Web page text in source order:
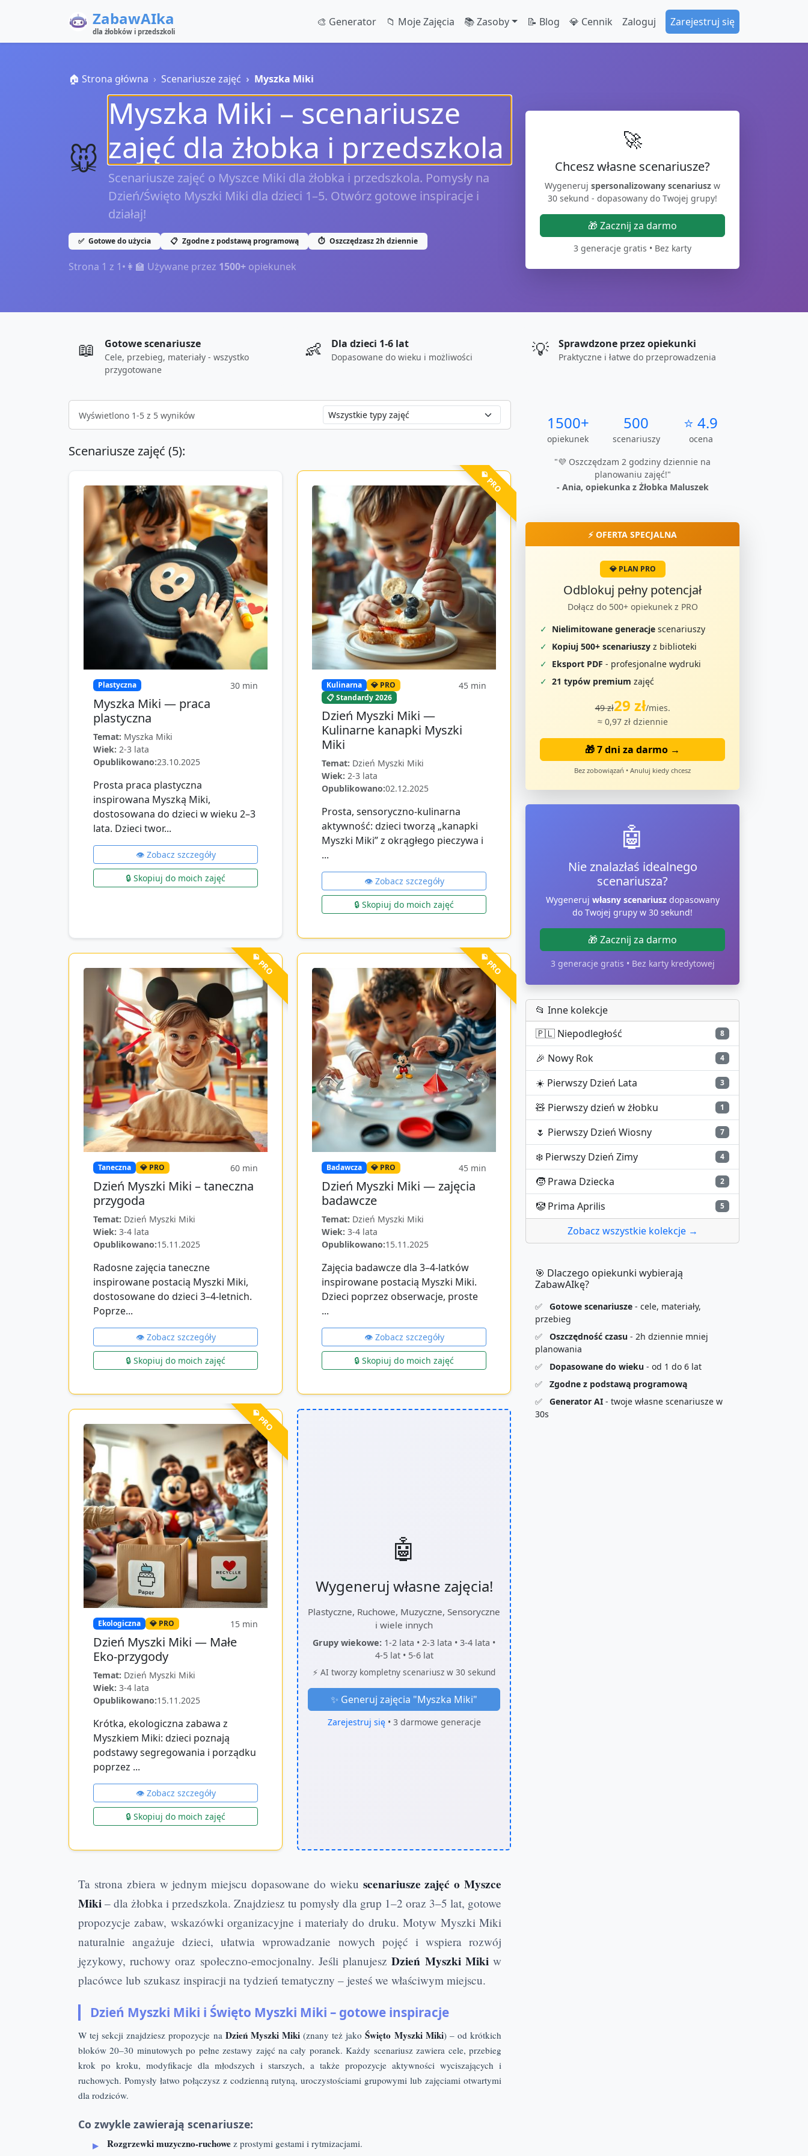
ZabawAIka
dla żłobków i przedszkoli
🎨 Generator 📁 Moje Zajęcia 📚 Zasoby 📝 Blog 💎 Cennik Zaloguj Zarejestruj się
🏠 Strona główna Scenariusze zajęć Myszka Miki
🐭
Myszka Miki – scenariusze
zajęć dla żłobka i przedszkola
Scenariusze zajęć o Myszce Miki dla żłobka i przedszkola. Pomysły na
Dzień/Święto Myszki Miki dla dzieci 1–5. Otwórz gotowe inspiracje i
działaj!
✅ Gotowe do użycia 📋 Zgodne z podstawą programową ⏱️ Oszczędzasz 2h dziennie
Strona 1 z 1• 👩‍🏫 Używane przez 1500+ opiekunek
🚀
Chcesz własne scenariusze?
Wygeneruj spersonalizowany scenariusz w
30 sekund - dopasowany do Twojej grupy!
🎁 Zacznij za darmo
3 generacje gratis • Bez karty
📖 Gotowe scenariusze
Cele, przebieg, materiały - wszystko
przygotowane
👶 Dla dzieci 1-6 lat
Dopasowane do wieku i możliwości 💡 Sprawdzone przez opiekunki
Praktyczne i łatwe do przeprowadzenia
Wyświetlono 1-5 z 5 wyników
Scenariusze zajęć (5):
Plastyczna 30 min
Myszka Miki — praca
plastyczna
Temat: Myszka Miki
Wiek: 2-3 lata
Opublikowano:23.10.2025
Prosta praca plastyczna
inspirowana Myszką Miki,
dostosowana do dzieci w wieku 2–3
lata. Dzieci twor...
👁️ Zobacz szczegóły
🔒 Skopiuj do moich zajęć
💎 PRO
Kulinarna
💎 PRO
📋 Standardy 2026
45 min
Dzień Myszki Miki —
Kulinarne kanapki Myszki
Miki
Temat: Dzień Myszki Miki
Wiek: 2-3 lata
Opublikowano:02.12.2025
Prosta, sensoryczno-kulinarna
aktywność: dzieci tworzą „kanapki
Myszki Miki” z okrągłego pieczywa i
...
👁️ Zobacz szczegóły
🔒 Skopiuj do moich zajęć
💎 PRO
Taneczna 💎 PRO 60 min
Dzień Myszki Miki – taneczna
przygoda
Temat: Dzień Myszki Miki
Wiek: 3-4 lata
Opublikowano:15.11.2025
Radosne zajęcia taneczne
inspirowane postacią Myszki Miki,
dostosowane do dzieci 3–4-letnich.
Poprze...
👁️ Zobacz szczegóły
🔒 Skopiuj do moich zajęć
💎 PRO
Badawcza 💎 PRO 45 min
Dzień Myszki Miki — zajęcia
badawcze
Temat: Dzień Myszki Miki
Wiek: 3-4 lata
Opublikowano:15.11.2025
Zajęcia badawcze dla 3–4-latków
inspirowane postacią Myszki Miki.
Dzieci poprzez obserwacje, proste
...
👁️ Zobacz szczegóły
🔒 Skopiuj do moich zajęć
💎 PRO
Ekologiczna 💎 PRO 15 min
Dzień Myszki Miki — Małe
Eko-przygody
Temat: Dzień Myszki Miki
Wiek: 3-4 lata
Opublikowano:15.11.2025
Krótka, ekologiczna zabawa z
Myszkiem Miki: dzieci poznają
podstawy segregowania i porządku
poprzez ...
👁️ Zobacz szczegóły
🔒 Skopiuj do moich zajęć
🤖
Wygeneruj własne zajęcia!
Plastyczne, Ruchowe, Muzyczne, Sensoryczne
i wiele innych
Grupy wiekowe: 1-2 lata • 2-3 lata • 3-4 lata •
4-5 lat • 5-6 lat
⚡ AI tworzy kompletny scenariusz w 30 sekund
✨ Generuj zajęcia "Myszka Miki"
Zarejestruj się• 3 darmowe generacje
Ta strona zbiera w jednym miejscu dopasowane do wieku scenariusze zajęć o Myszce
Miki – dla żłobka i przedszkola. Znajdziesz tu pomysły dla grup 1–2 oraz 3–5 lat, gotowe
propozycje zabaw, wskazówki organizacyjne i materiały do druku. Motyw Myszki Miki
naturalnie angażuje dzieci, ułatwia wprowadzanie nowych pojęć i wspiera rozwój
językowy, ruchowy oraz społeczno-emocjonalny. Jeśli planujeszDzień Myszki Miki w
placówce lub szukasz inspiracji na tydzień tematyczny – jesteś we właściwym miejscu.
Dzień Myszki Miki i Święto Myszki Miki – gotowe inspiracje
W tej sekcji znajdziesz propozycje na Dzień Myszki Miki(znany też jakoŚwięto Myszki Miki) – od krótkich
bloków 20–30 minutowych po pełne zestawy zajęć na cały poranek. Każdy scenariusz zawiera cele, przebieg
krok po kroku, modyfikacje dla młodszych i starszych, a także propozycje aktywności wyciszających i
ruchowych. Pomysły łatwo połączysz z codzienną rutyną, uroczystościami grupowymi lub zajęciami otwartymi
dla rodziców.
Co zwykle zawierają scenariusze:
Rozgrzewki muzyczno-ruchowe z prostymi gestami i rytmizacjami.
1500+
opiekunek
500
scenariuszy
⭐ 4.9
ocena
"💜 Oszczędzam 2 godziny dziennie na
planowaniu zajęć!"
- Ania, opiekunka z Żłobka Maluszek
⚡ OFERTA SPECJALNA
💎 PLAN PRO
Odblokuj pełny potencjał
Dołącz do 500+ opiekunek z PRO
✓ Nielimitowane generacje scenariuszy
✓ Kopiuj 500+ scenariuszy z biblioteki
✓ Eksport PDF - profesjonalne wydruki
✓ 21 typów premium zajęć
49 zł29 zł/mies.
≈ 0,97 zł dziennie
🎁 7 dni za darmo →
Bez zobowiązań • Anuluj kiedy chcesz
🤖
Nie znalazłaś idealnego
scenariusza?
Wygeneruj własny scenariuszdopasowany
do Twojej grupy w 30 sekund!
🎁 Zacznij za darmo
3 generacje gratis • Bez karty kredytowej
📂 Inne kolekcje
🇵🇱 Niepodległość 8
🎉 Nowy Rok 4
☀️ Pierwszy Dzień Lata 3
🧸 Pierwszy dzień w żłobku 1
🌷 Pierwszy Dzień Wiosny 7
❄️ Pierwszy Dzień Zimy 4
🧒 Prawa Dziecka 2
🤡 Prima Aprilis 5
Zobacz wszystkie kolekcje →
🎯 Dlaczego opiekunki wybierają
ZabawAIkę?
✅ Gotowe scenariusze - cele, materiały,
przebieg
✅
Oszczędność czasu - 2h dziennie mniej
planowania
✅
Dopasowane do wieku - od 1 do 6 lat
✅
Zgodne z podstawą programową
✅
Generator AI - twoje własne scenariusze w
30s